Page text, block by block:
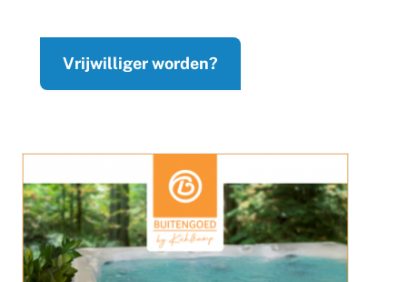
Vrijwilliger worden?